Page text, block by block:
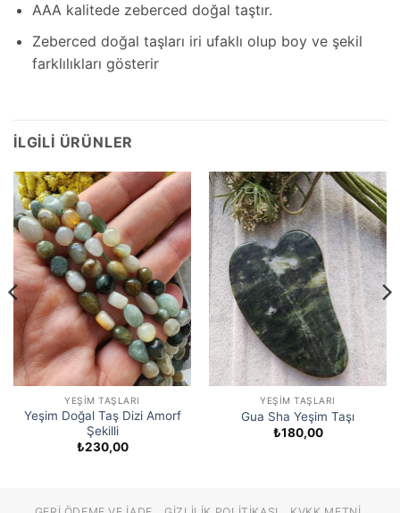
AAA kalitede zeberced doğal taştır.
Zeberced doğal taşları iri ufaklı olup boy ve şekil
farklılıkları gösterir
İLGILI ÜRÜNLER
YEŞIM TAŞLARI
Yeşim Doğal Taş Dizi Amorf
Şekilli
₺230,00
YEŞIM TAŞLARI
Gua Sha Yeşim Taşı
₺180,00